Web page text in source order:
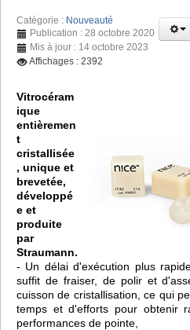
Catégorie : Nouveauté
Publication : 28 octobre 2020
Mis à jour : 14 octobre 2023
Affichages : 2392
Vitrocéram
ique
entièremen
t
cristallisée
, unique et
brevetée,
développé
e et
produite
par
Straumann.
- Un délai d'exécution plus
suffit de fraiser, de polir et
cuisson de cristallisation, ce qui
temps et d'efforts pour obtenir
performances de pointe,